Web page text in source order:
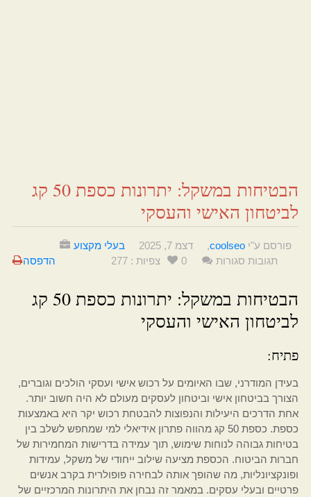
הבטיחות במשקל: יתרונות כספת 50 קג
לביטחון האישי והעסקי
פורסם ע"י coolseo
, דצמ 7, 2025
בעלי מקצוע
תגובות סגורות
0 צפיות : 277 הדפסה
הבטיחות במשקל: יתרונות כספת 50 קג
לביטחון האישי והעסקי
פתיח:
בעידן המודרני, שבו האיומים על רכוש אישי ועסקי הולכים וגוברים,
הצורך בביטחון אישי וביטחון לעסקים מעולם לא היה חשוב יותר.
אחת הדרכים היעילות והנפוצות להבטחת רכוש יקר היא באמצעות
כספת. כספת 50 קג מהווה פתרון אידיאלי למי שמחפש לשלב בין
בטיחות גבוהה לנוחות שימוש, תוך עמידה בדרישות המחמירות של
חברות הביטוח. הכספת מציעה שילוב ייחודי של משקל, עמידות
ופונקציונליות, מה שהופך אותה לבחירה פופולרית בקרב אנשים
פרטיים ובעלי עסקים. במאמר זה נבחן את היתרונות המרכזיים של